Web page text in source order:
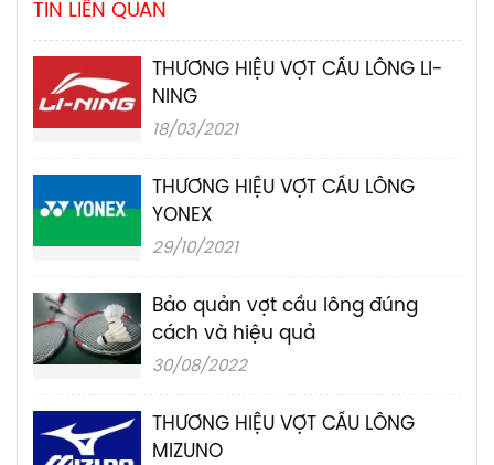
TIN LIÊN QUAN
THƯƠNG HIỆU VỢT CẦU LÔNG LI-
NING
18/03/2021
THƯƠNG HIỆU VỢT CẦU LÔNG
YONEX
29/10/2021
Bảo quản vợt cầu lông đúng
cách và hiệu quả
30/08/2022
THƯƠNG HIỆU VỢT CẦU LÔNG
MIZUNO